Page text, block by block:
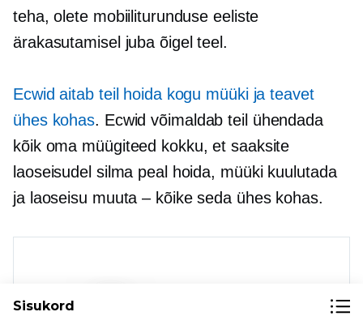
teha, olete mobiiliturunduse eeliste
ärakasutamisel juba õigel teel.
Ecwid aitab teil hoida kogu müüki ja teavet
ühes kohas. Ecwid võimaldab teil ühendada
kõik oma müügiteed kokku, et saaksite
laoseisudel silma peal hoida, müüki kuulutada
ja laoseisu muuta – kõike seda ühes kohas.
Sisukord